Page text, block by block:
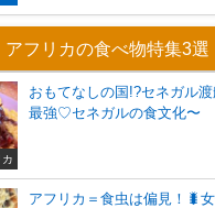
フリカの食べ物特集3選
カ
おもてなしの国!?セネガル
最強♡セネガルの食文化〜
アフリカ＝食虫は偏見！🐛